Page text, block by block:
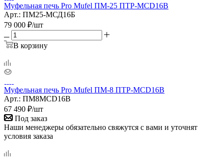
Муфельная печь Pro Mufel ПМ-25 ПТР-MCD16B
Арт.: ПМ25-МСД16Б
79 000 ₽/шт
В корзину
Муфельная печь Pro Mufel ПМ-8 ПТР-MCD16B
Арт.: ПМ8MCD16B
67 490 ₽/шт
Под заказ
Наши менеджеры обязательно свяжутся с вами и уточнят
условия заказа